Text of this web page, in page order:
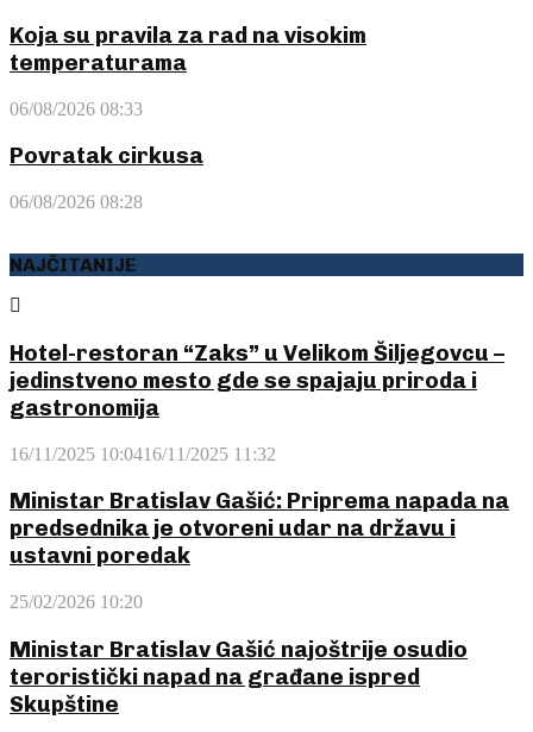
Koja su pravila za rad na visokim
temperaturama
06/08/2026 08:33
Povratak cirkusa
06/08/2026 08:28
NAJČITANIJE
Hotel-restoran “Zaks” u Velikom Šiljegovcu –
jedinstveno mesto gde se spajaju priroda i
gastronomija
16/11/2025 10:0416/11/2025 11:32
Ministar Bratislav Gašić: Priprema napada na
predsednika je otvoreni udar na državu i
ustavni poredak
25/02/2026 10:20
Ministar Bratislav Gašić najoštrije osudio
teroristički napad na građane ispred
Skupštine